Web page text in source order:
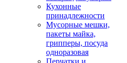
Кухонные
принадлежности
Мусорные мешки,
пакеты майка,
грипперы, посуда
одноразовая
Перчатки и